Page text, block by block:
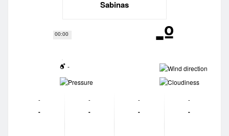
00:00
Sabinas
-º
-
-
-
-
-
-
-
-
-
-
-
-